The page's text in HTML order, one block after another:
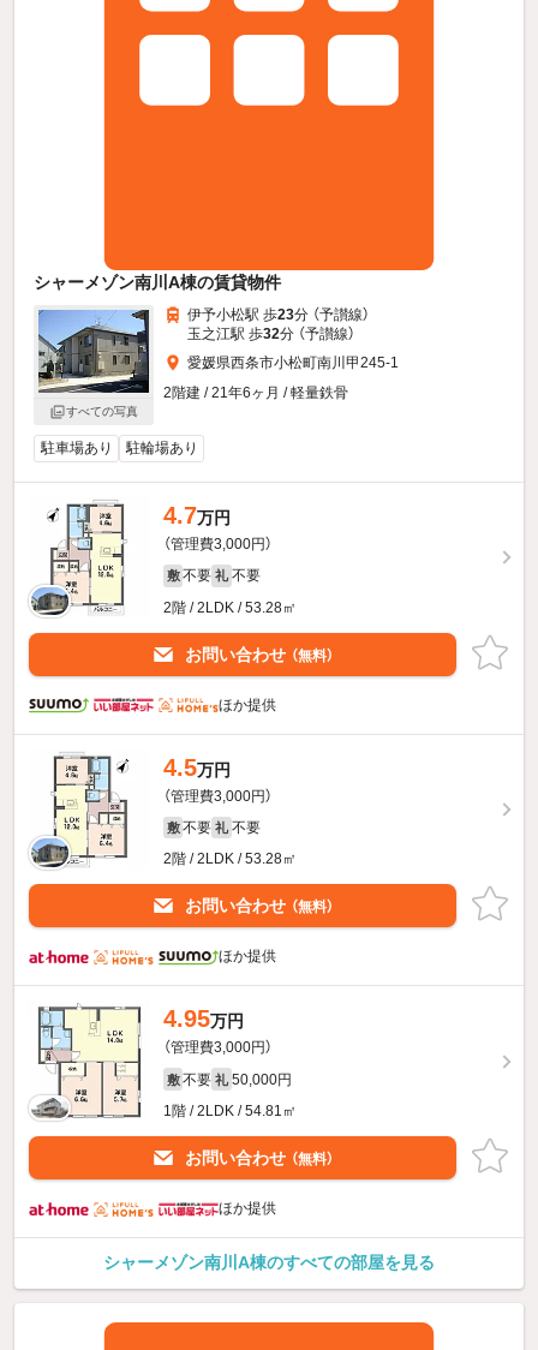
シャーメゾン南川A棟の賃貸物件
すべての写真
伊予小松駅 歩23分 （予讃線）
玉之江駅 歩32分 （予讃線）
愛媛県西条市小松町南川甲245-1
2階建 / 21年6ヶ月 / 軽量鉄骨
駐車場あり 駐輪場あり
4.7万円
（管理費3,000円）
敷 不要 礼 不要
2階 / 2LDK / 53.28㎡
お問い合わせ （無料）
ほか提供
4.5万円
（管理費3,000円）
敷 不要 礼 不要
2階 / 2LDK / 53.28㎡
お問い合わせ （無料）
ほか提供
4.95万円
（管理費3,000円）
敷 不要 礼 50,000円
1階 / 2LDK / 54.81㎡
お問い合わせ （無料）
ほか提供
シャーメゾン南川A棟のすべての部屋を見る